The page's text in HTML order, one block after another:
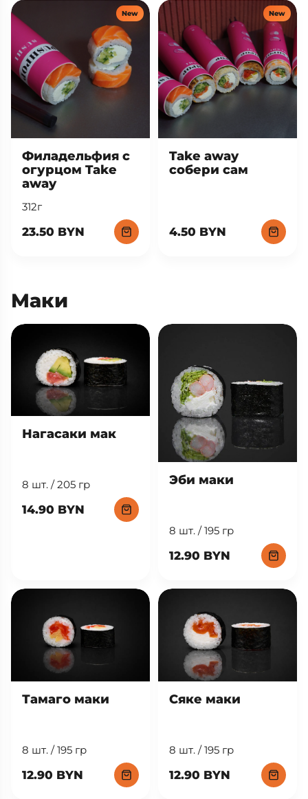
New
Филадельфия с
огурцом Take
away
312г
23.50 BYN
New
Take away
собери сам
4.50 BYN
Маки
Нагасаки мак
8 шт. / 205 гр
14.90 BYN
Эби маки
8 шт. / 195 гр
12.90 BYN
Тамаго маки
8 шт. / 195 гр
12.90 BYN
Сяке маки
8 шт. / 195 гр
12.90 BYN